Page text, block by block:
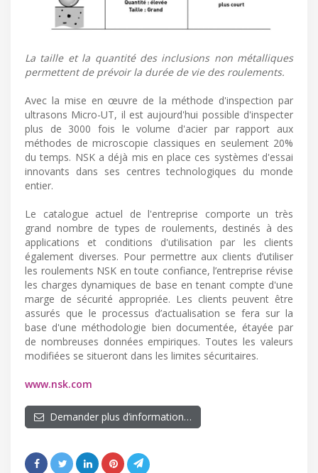
La taille et la quantité des inclusions non métalliques
permettent de prévoir la durée de vie des roulements.
Avec la mise en œuvre de la méthode d'inspection par
ultrasons Micro-UT, il est aujourd'hui possible d'inspecter
plus de 3000 fois le volume d'acier par rapport aux
méthodes de microscopie classiques en seulement 20%
du temps. NSK a déjà mis en place ces systèmes d'essai
innovants dans ses centres technologiques du monde
entier.
Le catalogue actuel de l'entreprise comporte un très
grand nombre de types de roulements, destinés à des
applications et conditions d'utilisation par les clients
également diverses. Pour permettre aux clients d’utiliser
les roulements NSK en toute confiance, l’entreprise révise
les charges dynamiques de base en tenant compte d'une
marge de sécurité appropriée. Les clients peuvent être
assurés que le processus d’actualisation se fera sur la
base d'une méthodologie bien documentée, étayée par
de nombreuses données empiriques. Toutes les valeurs
modifiées se situeront dans les limites sécuritaires.
www.nsk.com
Demander plus d’information…